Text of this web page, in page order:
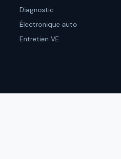
Diagnostic
Électronique auto
Entretien VE